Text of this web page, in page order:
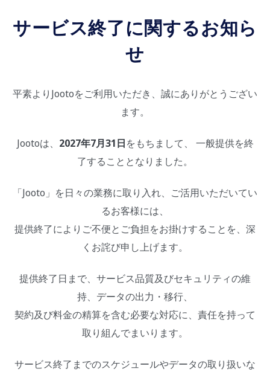
サービス終了に関するお知ら
せ
平素よりJootoをご利用いただき、誠にありがとうござい
ます。
Jootoは、 2027年7月31日をもちまして、 一般提供を終
了することとなりました。
「Jooto」を日々の業務に取り入れ、ご活用いただいてい
るお客様には、
提供終了によりご不便とご負担をお掛けすることを、深
くお詫び申し上げます。
提供終了日まで、サービス品質及びセキュリティの維
持、データの出力・移行、
契約及び料金の精算を含む必要な対応に、責任を持って
取り組んでまいります。
サービス終了までのスケジュールやデータの取り扱いな